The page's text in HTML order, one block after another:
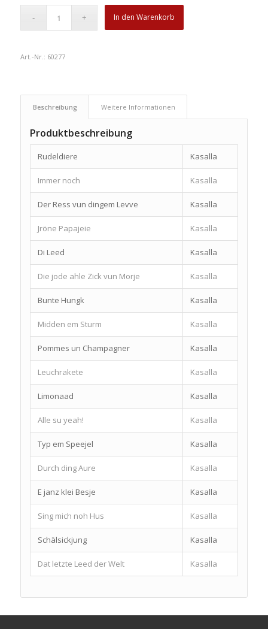
In den Warenkorb
Art.-Nr.: 60277
Beschreibung Weitere Informationen
Produktbeschreibung
Rudeldiere Kasalla
Immer noch Kasalla
Der Ress vun dingem Levve Kasalla
Jröne Papajeie Kasalla
Di Leed Kasalla
Die jode ahle Zick vun Morje Kasalla
Bunte Hungk Kasalla
Midden em Sturm Kasalla
Pommes un Champagner Kasalla
Leuchrakete Kasalla
Limonaad Kasalla
Alle su yeah! Kasalla
Typ em Speejel Kasalla
Durch ding Aure Kasalla
E janz klei Besje Kasalla
Sing mich noh Hus Kasalla
Schälsickjung Kasalla
Dat letzte Leed der Welt Kasalla